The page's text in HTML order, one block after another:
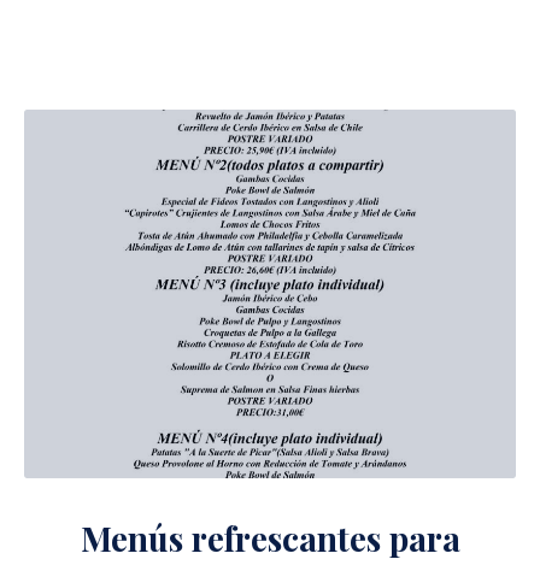
Menús refrescantes para